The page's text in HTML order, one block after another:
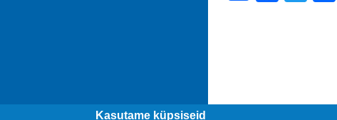
Kasutame küpsiseid